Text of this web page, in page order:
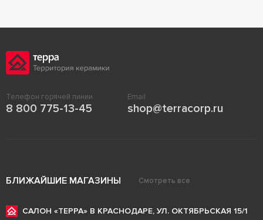
Телефон горячей линии
8 800 775-13-45
Email
shop@terracorp.ru
БЛИЖАЙШИЕ МАГАЗИНЫ Смотреть все
САЛОН «ТЕРРА» В КРАСНОДАРЕ, УЛ. ОКТЯБРЬСКАЯ 15/1